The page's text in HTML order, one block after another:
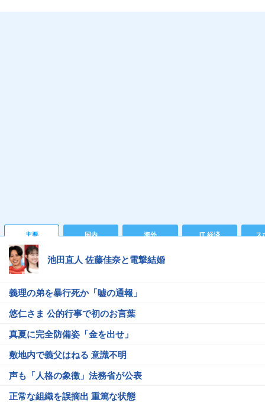
主要 国内 海外 IT 経済 ス
池田直人 佐藤佳奈と電撃結婚
義理の弟を暴行死か「嘘の通報」
悠仁さま 公的行事で初のお言葉
真夏に完全防備姿「金を出せ」
敷地内で義父はねる 意識不明
声も「人格の象徴」法務省が公表
正常な組織を誤摘出 重篤な状態